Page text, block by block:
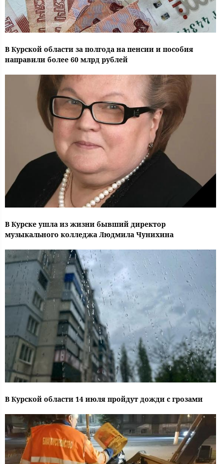
В Курской области за полгода на пенсии и пособия
направили более 60 млрд рублей
В Курске ушла из жизни бывший директор
музыкального колледжа Людмила Чунихина
В Курской области 14 июля пройдут дожди с грозами